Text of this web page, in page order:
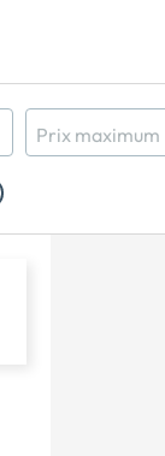
Prix maximum